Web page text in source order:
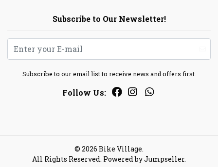
Subscribe to Our Newsletter!
Subscribe to our email list to receive news and offers first.
Follow Us:
© 2026 Bike Village.
All Rights Reserved. Powered by Jumpseller.